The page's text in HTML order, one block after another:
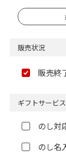
販売状況
販売終
ギフトサービス
のし対
のし名